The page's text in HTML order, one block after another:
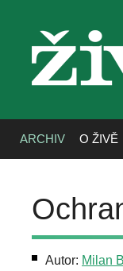
ARCHIV O ŽIVĚ
Autor: Milan